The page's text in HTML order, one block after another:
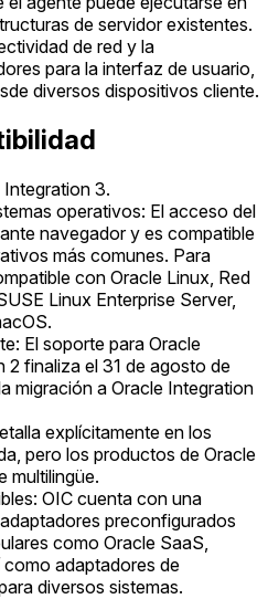
de servidor existentes.
de red y la
para la interfaz de usuario,
diversos dispositivos cliente.
Integration 3.
operativos: El acceso del
navegador y es compatible
más comunes. Para
con Oracle Linux, Red
Linux Enterprise Server,
El soporte para Oracle
2 finaliza el 31 de agosto de
migración a Oracle Integration
explícitamente en los
pero los productos de Oracle
multilingüe.
OIC cuenta con una
preconfigurados
como Oracle SaaS,
adaptadores de
diversos sistemas.